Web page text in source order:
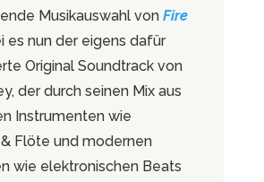
Musikauswahl von Fire
es nun der eigens dafür
Original Soundtrack von
der durch seinen Mix aus
Instrumenten wie
Flöte und modernen
wie elektronischen Beats